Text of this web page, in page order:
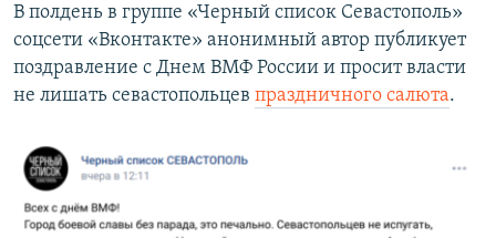
В полдень в группе «Черный список Севастополь»
соцсети «Вконтакте» анонимный автор публикует
поздравление с Днем ВМФ России и просит власти
не лишать севастопольцев праздничного салюта.